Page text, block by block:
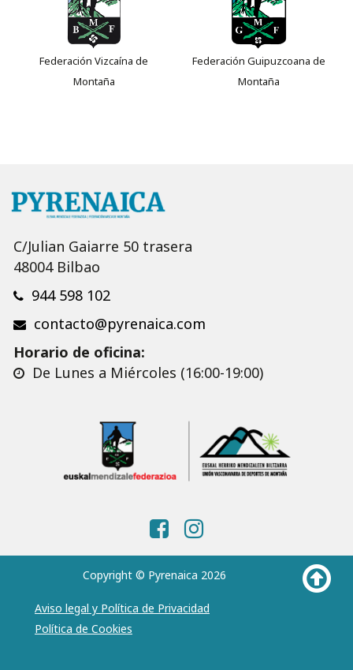
Federación Vizcaína de
Montaña
Federación Guipuzcoana de
Montaña
C/Julian Gaiarre 50 trasera
48004 Bilbao
944 598 102
contacto@pyrenaica.com
Horario de oficina:
De Lunes a Miércoles (16:00-19:00)
Copyright © Pyrenaica 2026
Aviso legal y Política de Privacidad
Política de Cookies